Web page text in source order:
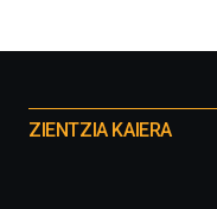
proyectos
ZIENTZIA KAIERA